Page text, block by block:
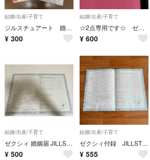
結婚/出産/子育て
ジルスチュアート 婚姻届&顔合わせ用シート
¥ 300
結婚/出産/子育て
☆2点専用です☆ ゼクシィ 2025年 06月号 [雑誌]
¥ 600
結婚/出産/子育て
ゼクシィ 婚姻届 JILLSTUART
¥ 500
結婚/出産/子育て
ゼクシィ付録 JILLSTUART 婚姻届
¥ 555